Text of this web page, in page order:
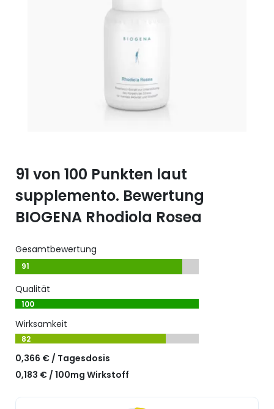
Selen (Se)
Silicium (Si)
Vitamin B12
Vitamin E
91 von 100 Punkten laut
supplemento. Bewertung
BIOGENA Rhodiola Rosea
Gesamtbewertung
91
Qualität
100
Wirksamkeit
82
0,366 € / Tagesdosis
0,183 € / 100mg Wirkstoff